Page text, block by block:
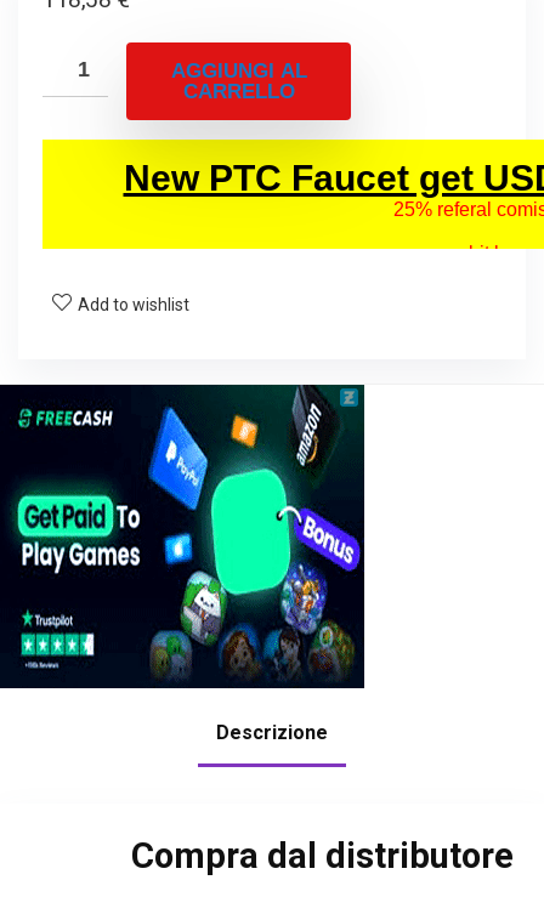
AGGIUNGI AL
CARRELLO
Add to wishlist
Descrizione
Compra dal distributore